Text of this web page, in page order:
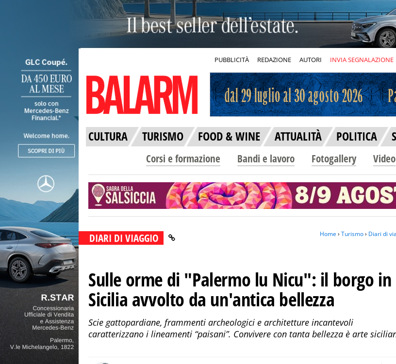
PUBBLICITÀ REDAZIONE AUTORI INVIA SEGNALAZIONE
CULTURA TURISMO FOOD & WINE ATTUALITÀ POLITICA
Corsi e formazione Bandi e lavoro Fotogallery Video
DIARI DI VIAGGIO Home› Turismo› Diari di
Sulle orme di "Palermo lu Nicu": il borgo in
Sicilia avvolto da un'antica bellezza
Scie gattopardiane, frammenti archeologici e architetture incantevoli
caratterizzano i lineamenti “paisani”. Convivere con tanta bellezza è arte